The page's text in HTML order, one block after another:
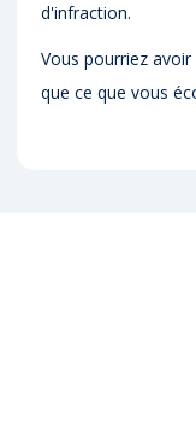
d'infraction.
Vous pourriez
que ce que vous